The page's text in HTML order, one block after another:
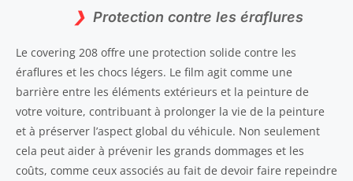
Protection contre les éraflures
Le covering 208 offre une protection solide contre les
éraflures et les chocs légers. Le film agit comme une
barrière entre les éléments extérieurs et la peinture de
votre voiture, contribuant à prolonger la vie de la peinture
et à préserver l’aspect global du véhicule. Non seulement
cela peut aider à prévenir les grands dommages et les
coûts, comme ceux associés au fait de devoir faire repeindre